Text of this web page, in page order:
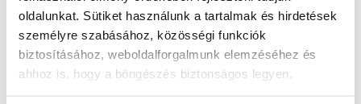
oldalunkat. Sütiket használunk a tartalmak és hirdetések
személyre szabásához, közösségi funkciók
biztosításához, weboldalforgalmunk elemzéséhez és
ahhoz is, hogy a böngészés biztonságos legyen.
elsőként átnézi és lefotózza az autót, majd az adatokat
továbbítja a Nemzeti Fejlesztési Minisztériumnak. Ezután
a hatóság szakemberei ellenőrzik a beérkezett
információkat és ők is hagyják jóvá az ellenőrzést. Ez
biztosítja, hogy az ellenőrzést végző szakembert ne